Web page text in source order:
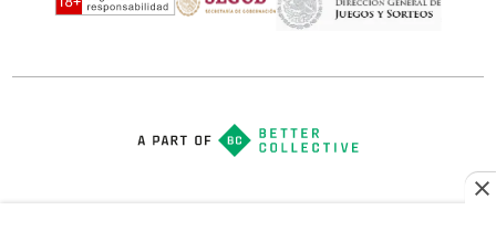
FEMENIL
Femenil y reacciona al Estadio Banorte